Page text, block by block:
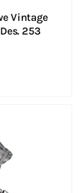
Vintage
253